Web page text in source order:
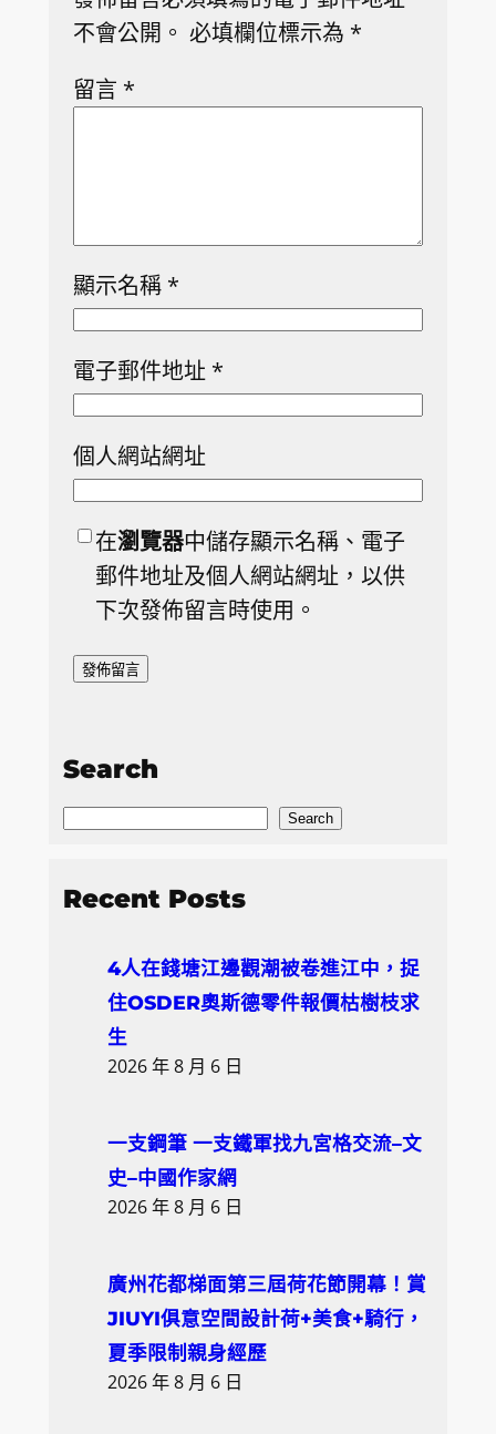
不會公開。 必填欄位標示為 *
留言 *
顯示名稱 *
電子郵件地址 *
個人網站網址
在瀏覽器中儲存顯示名稱、電子
郵件地址及個人網站網址，以供
下次發佈留言時使用。
Search
S
a
Search
Recent Posts
4人在錢塘江邊觀潮被卷進江中，捉
住OSDER奧斯德零件報價枯樹枝求
生
2026 年 8 月 6 日
一支鋼筆 一支鐵軍找九宮格交流–文
史–中國作家網
2026 年 8 月 6 日
廣州花都梯面第三屆荷花節開幕！賞
JIUYI俱意空間設計荷+美食+騎行，
夏季限制親身經歷
2026 年 8 月 6 日